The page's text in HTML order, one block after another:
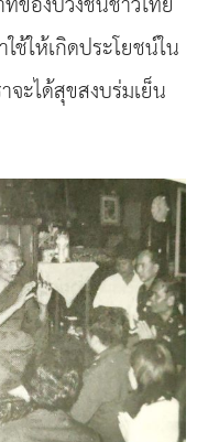
ช้ให้เกิดประโยชน์ใน
จะได้สุขสงบร่มเย็น